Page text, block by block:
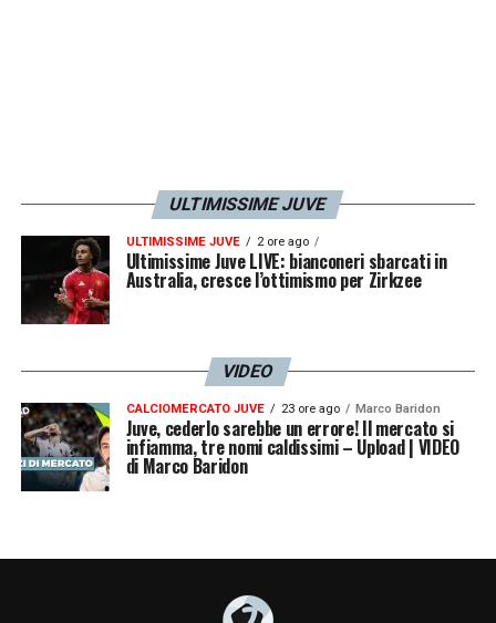
ULTIMISSIME JUVE
ULTIMISSIME JUVE 2 ore ago
Ultimissime Juve LIVE: bianconeri sbarcati in
Australia, cresce l’ottimismo per Zirkzee
VIDEO
CALCIOMERCATO JUVE 23 ore ago Marco Baridon
Juve, cederlo sarebbe un errore! Il mercato si
infiamma, tre nomi caldissimi – Upload | VIDEO
di Marco Baridon